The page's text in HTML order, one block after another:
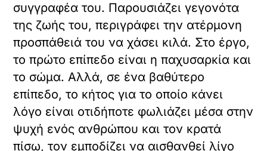
συγγραφέα του. Παρουσιάζει γεγονότα
της ζωής του, περιγράφει την ατέρμονη
προσπάθειά του να χάσει κιλά. Στο έργο,
το πρώτο επίπεδο είναι η παχυσαρκία και
το σώμα. Αλλά, σε ένα βαθύτερο
επίπεδο, το κήτος για το οποίο κάνει
λόγο είναι οτιδήποτε φωλιάζει μέσα στην
ψυχή ενός ανθρώπου και τον κρατά
πίσω, τον εμποδίζει να αισθανθεί λίγο